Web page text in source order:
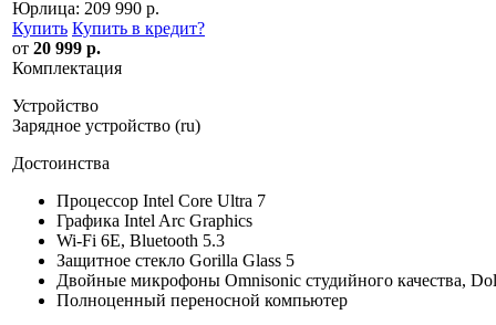
Юрлица: 209 990 р.
Купить Купить в кредит?
от 20 999 р.
Комплектация
Устройство
Зарядное устройство (ru)
Достоинства
Процессор Intel Core Ultra 7
Графика Intel Arc Graphics
Wi-Fi 6E, Bluetooth 5.3
Защитное стекло Gorilla Glass 5
Двойные микрофоны Omnisonic студийного качества,
Полноценный переносной компьютер